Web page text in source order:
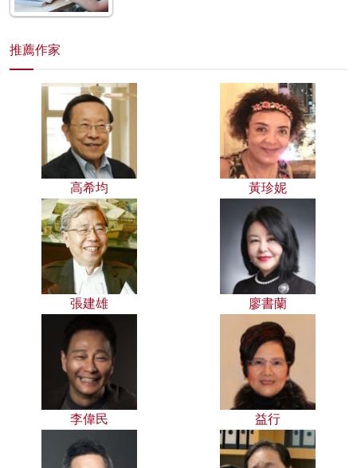
推薦作家
高希均 黃珍妮
張建雄 廖書蘭
李偉民 益行